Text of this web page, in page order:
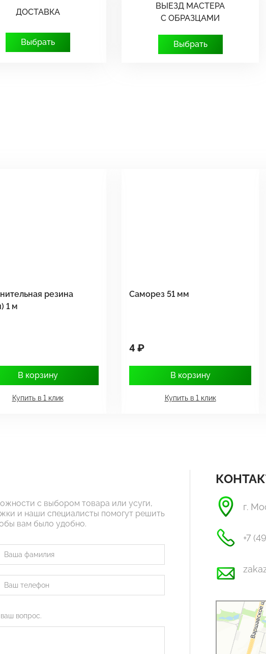
ДОСТАВКА
Выбрать
ВЫЕЗД МАСТЕРА
С ОБРАЗЦАМИ
Выбрать
резина
1 м
В корзину
Купить в 1 клик
Саморез 51 мм
4 ₽
В корзину
Купить в 1 клик
с выбором товара или усуги,
и наши специалисты помогут решить
вам было удобно.
вопрос.
г.
+7
РусПолик
Оргстекло,
Строительные и